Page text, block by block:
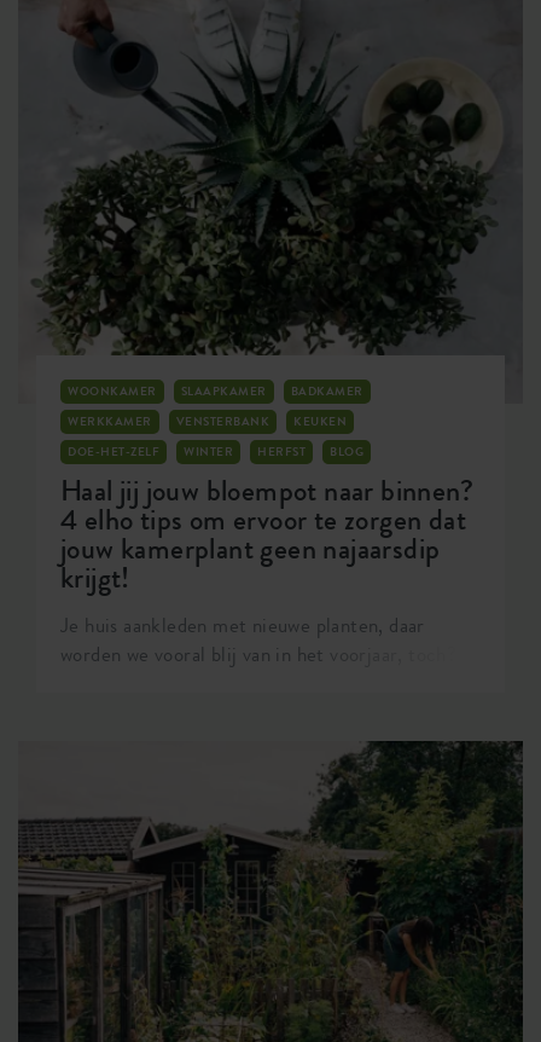
helpen je op weg!
WOONKAMER SLAAPKAMER
BADKAMER
WERKKAMER
VENSTERBANK
KEUKEN
DOE-HET-ZELF
WINTER HERFST BLOG
Haal jij jouw bloempot naar binnen?
4 elho tips om ervoor te zorgen dat
jouw kamerplant geen najaarsdip
krijgt!
Je huis aankleden met nieuwe planten, daar
worden we vooral blij van in het voorjaar, toch?
per jaar. Zo ook nu, in de herfst. Het begint
langzamerhand weer kouder te worden, we zetten
de verwarming weer aan (of misschien ook niet)
en ook voor veel planten staat het najaar bekend
als rustperiode. Maar wat betekent dat nu
eigenlijk voor de verzorging van jouw nieuwe
groen in huis?